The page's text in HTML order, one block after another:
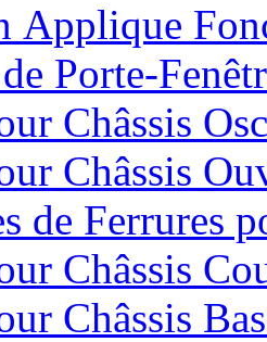
Applique
Porte-
Châssis
Châssis
de Ferrures
Châssis
Châssis